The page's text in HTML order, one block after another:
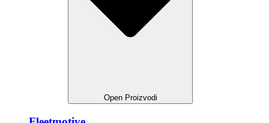
Open Proizvodi